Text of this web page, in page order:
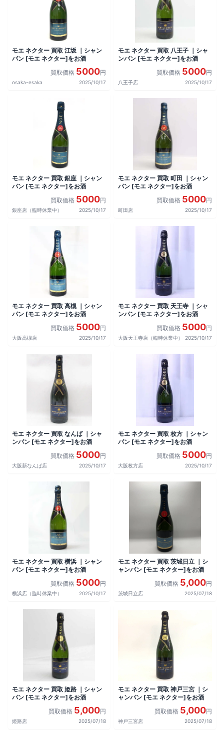
モエ ネクター 買取 江坂 ｜シャン
パン [モエ ネクター]をお酒
買取価格 5000円
osaka-esaka 2025/10/17
モエ ネクター 買取 八王子 ｜シャ
ンパン [モエ ネクター]をお酒
買取価格 5000円
八王子店 2025/10/17
モエ ネクター 買取 銀座 ｜シャン
パン [モエ ネクター]をお酒
買取価格 5000円
銀座店（臨時休業中） 2025/10/17
モエ ネクター 買取 町田 ｜シャン
パン [モエ ネクター]をお酒
買取価格 5000円
町田店 2025/10/17
モエ ネクター 買取 高槻 ｜シャン
パン [モエ ネクター]をお酒
買取価格 5000円
大阪高槻店 2025/10/17
モエ ネクター 買取 天王寺 ｜シャ
ンパン [モエ ネクター]をお酒
買取価格 5000円
大阪天王寺店（臨時休業中） 2025/10/17
モエ ネクター 買取 なんば ｜シャ
ンパン [モエ ネクター]をお酒
買取価格 5000円
大阪新なんば店 2025/10/17
モエ ネクター 買取 枚方 ｜シャン
パン [モエ ネクター]をお酒
買取価格 5000円
大阪枚方店 2025/10/17
モエ ネクター 買取 横浜 ｜シャン
パン [モエ ネクター]をお酒
買取価格 5000円
横浜店（臨時休業中） 2025/10/17
モエ ネクター 買取 茨城日立 ｜シ
ャンパン [モエ ネクター]をお酒
買取価格 5,000円
茨城日立店 2025/07/18
モエ ネクター 買取 姫路 ｜シャン
パン [モエ ネクター]をお酒
買取価格 5,000円
姫路店 2025/07/18
モエ ネクター 買取 神戸三宮 ｜シ
ャンパン [モエ ネクター]をお酒
買取価格 5,000円
神戸三宮店 2025/07/18